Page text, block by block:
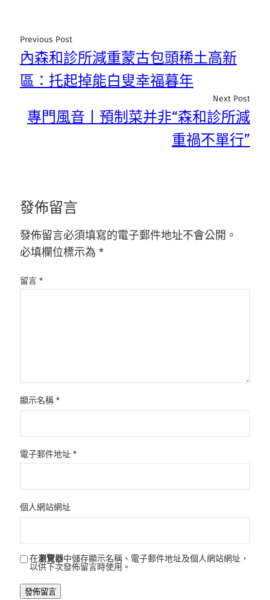
Previous Post
內森和診所減重蒙古包頭稀土高新
區：托起掉能白叟幸福暮年
Next Post
專門風音丨預制菜并非“森和診所減
重禍不單行”
發佈留言
發佈留言必須填寫的電子郵件地址不會公開。
必填欄位標示為 *
留言 *
顯示名稱 *
電子郵件地址 *
個人網站網址
在瀏覽器中儲存顯示名稱、電子郵件地址及個人網站網址，
以供下次發佈留言時使用。